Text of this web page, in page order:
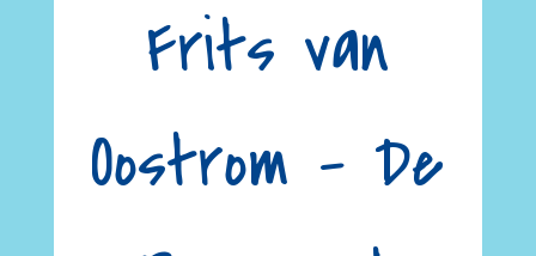
Frits van
Oostrom – De